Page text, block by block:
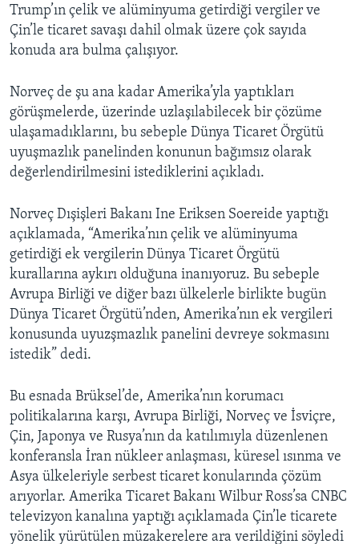
Trump’ın çelik ve alüminyuma getirdiği vergiler ve
Çin’le ticaret savaşı dahil olmak üzere çok sayıda
konuda ara bulma çalışıyor.
Norveç de şu ana kadar Amerika’yla yaptıkları
görüşmelerde, üzerinde uzlaşılabilecek bir çözüme
ulaşamadıklarını, bu sebeple Dünya Ticaret Örgütü
uyuşmazlık panelinden konunun bağımsız olarak
değerlendirilmesini istediklerini açıkladı.
Norveç Dışişleri Bakanı Ine Eriksen Soereide yaptığı
açıklamada, “Amerika’nın çelik ve alüminyuma
getirdiği ek vergilerin Dünya Ticaret Örgütü
kurallarına aykırı olduğuna inanıyoruz. Bu sebeple
Avrupa Birliği ve diğer bazı ülkelerle birlikte bugün
Dünya Ticaret Örgütü’nden, Amerika’nın ek vergileri
konusunda uyuzşmazlık panelini devreye sokmasını
istedik” dedi.
Bu esnada Brüksel’de, Amerika’nın korumacı
politikalarına karşı, Avrupa Birliği, Norveç ve İsviçre,
Çin, Japonya ve Rusya’nın da katılımıyla düzenlenen
konferansla İran nükleer anlaşması, küresel ısınma ve
Asya ülkeleriyle serbest ticaret konularında çözüm
arıyorlar. Amerika Ticaret Bakanı Wilbur Ross’sa CNBC
televizyon kanalına yaptığı açıklamada Çin’le ticarete
yönelik yürütülen müzakerelere ara verildiğini söyledi